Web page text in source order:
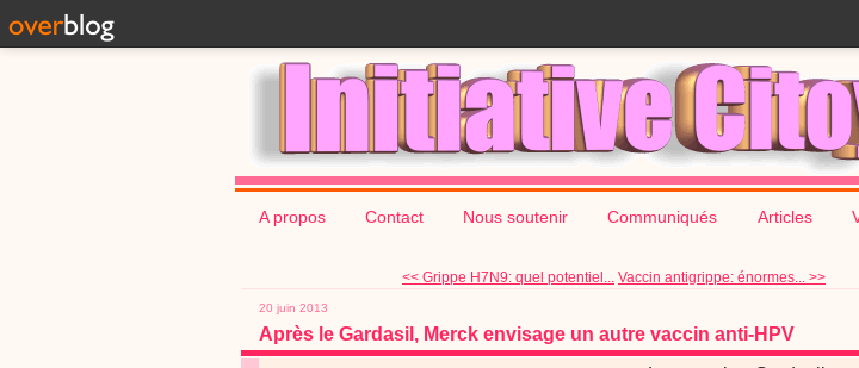
A propos Contact Nous soutenir Communiqués Articles
<< Grippe H7N9: quel potentiel... Vaccin antigrippe: énormes... >>
20 juin 2013
Après le Gardasil, Merck envisage un autre vaccin anti-HPV